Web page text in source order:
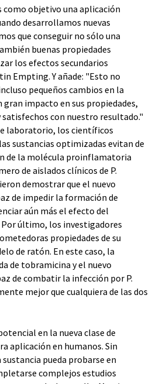
objetivo una aplicación
desarrollamos nuevas
que conseguir no sólo una
buenas propiedades
los efectos secundarios
Empting. Y añade: "Esto no
pequeños cambios en la
impacto en sus propiedades,
con nuestro resultado."
laboratorio, los científicos
sustancias optimizadas evitan de
de la molécula proinflamatoria
de aislados clínicos de P.
demostrar que el nuevo
de impedir la formación de
aún más el efecto del
último, los investigadores
propiedades de su
de ratón. En este caso, la
de tobramicina y el nuevo
de combatir la infección por P.
mejor que cualquiera de las dos
en la nueva clase de
aplicación en humanos. Sin
pueda probarse en
complejos estudios